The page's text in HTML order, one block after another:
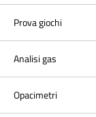
Prova giochi
Analisi gas
Opacimetri